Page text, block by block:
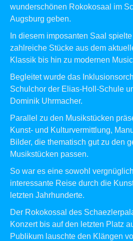
wunderschönen Rokokosaal im
Augsburg geben.
In diesem imposanten Saal
zahlreiche Stücke aus dem
Klassik bis hin zu modernen
Begleitet wurde das
Schulchor der Elias-Holl-Schule
Dominik Uhrmacher.
Parallel zu den Musikstücken
Kunst- und Kulturvermittlung,
Bilder, die thematisch gut zu den
Musikstücken passen.
So war es eine sowohl
interessante Reise durch die
letzten Jahrhunderte.
Der Rokokossal des
Konzert bis auf den letzten Platz
Publikum lauschte den Klängen